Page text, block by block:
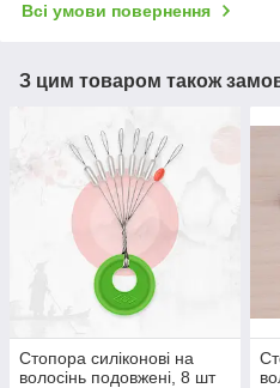
Всі умови повернення
З цим товаром також
Стопора силіконові на
волосінь подовжені, 8 шт